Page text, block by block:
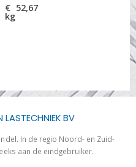
€ 52,67
kg
LASTECHNIEK BV
In de regio Noord- en Zuid-
aan de eindgebruiker.